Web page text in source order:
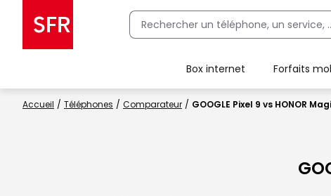
Box internet Forfaits
Accueil Téléphones Comparateur GOOGLE Pixel 9 vs HONOR